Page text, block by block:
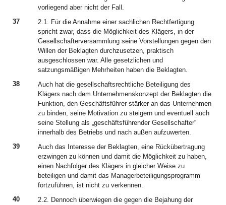
vorliegend aber nicht der Fall.
37
2.1. Für die Annahme einer sachlichen Rechtfertigung
spricht zwar, dass die Möglichkeit des Klägers, in der
Gesellschafterversammlung seine Vorstellungen gegen den
Willen der Beklagten durchzusetzen, praktisch
ausgeschlossen war. Alle gesetzlichen und
satzungsmäßigen Mehrheiten haben die Beklagten.
38
Auch hat die gesellschaftsrechtliche Beteiligung des
Klägers nach dem Unternehmenskonzept der Beklagten die
Funktion, den Geschäftsführer stärker an das Unternehmen
zu binden, seine Motivation zu steigern und eventuell auch
seine Stellung als „geschäftsführender Gesellschafter“
innerhalb des Betriebs und nach außen aufzuwerten.
39
Auch das Interesse der Beklagten, eine Rückübertragung
erzwingen zu können und damit die Möglichkeit zu haben,
einen Nachfolger des Klägers in gleicher Weise zu
beteiligen und damit das Managerbeteiligungsprogramm
fortzuführen, ist nicht zu verkennen.
40
2.2. Dennoch überwiegen die gegen die Bejahung der